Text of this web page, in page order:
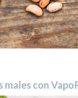
males con